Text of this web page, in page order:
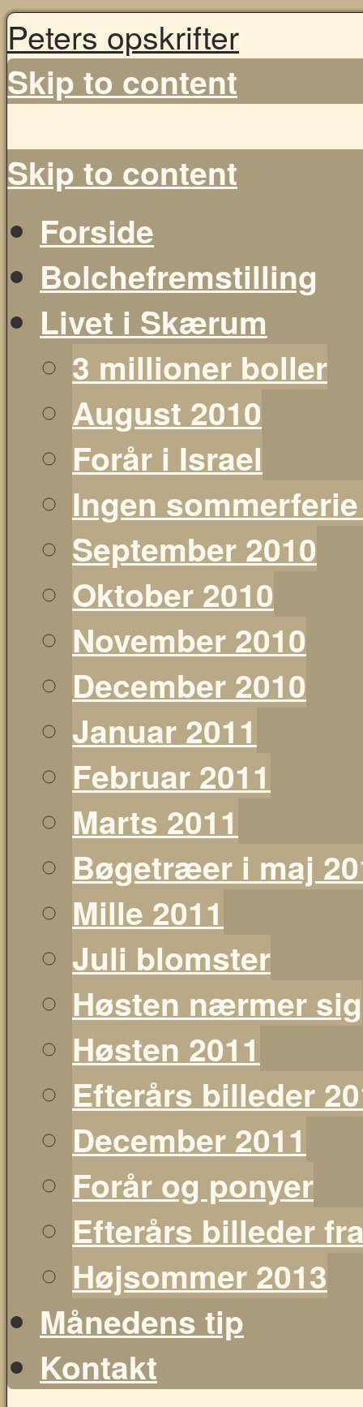
Peters opskrifter
Skip to content
Skip to content
Forside
Bolchefremstilling
Livet i Skærum
3 millioner boller
August 2010
Forår i Israel
Ingen
September 2010
Oktober 2010
November 2010
December 2010
Januar 2011
Februar 2011
Marts 2011
Bøgetræer i maj
Mille 2011
Juli blomster
Høsten nærmer sig
Høsten 2011
Efterårs billeder
December 2011
Forår og ponyer
Efterårs billeder
Højsommer 2013
Månedens tip
Kontakt